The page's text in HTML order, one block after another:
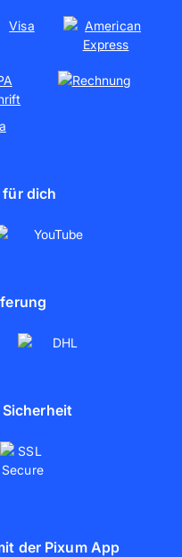
dich
der Pixum App